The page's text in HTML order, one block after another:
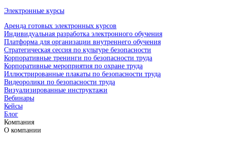
Электронные курсы
Аренда готовых электронных курсов
Индивидуальная разработка электронного обучения
Платформа для организации внутреннего обучения
Стратегическая сессия по культуре безопасности
Корпоративные тренинги по безопасности труда
Корпоративные мероприятия по охране труда
Иллюстрированные плакаты по безопасности труда
Видеоролики по безопасности труда
Визуализированные инструктажи
Вебинары
Кейсы
Блог
Компания
О компании